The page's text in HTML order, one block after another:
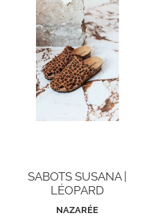
SABOTS SUSANA |
LÉOPARD
NAZARÉE